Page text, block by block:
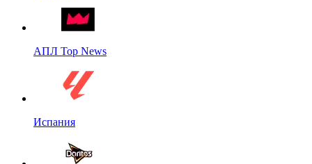
АПЛ Top News
Испания